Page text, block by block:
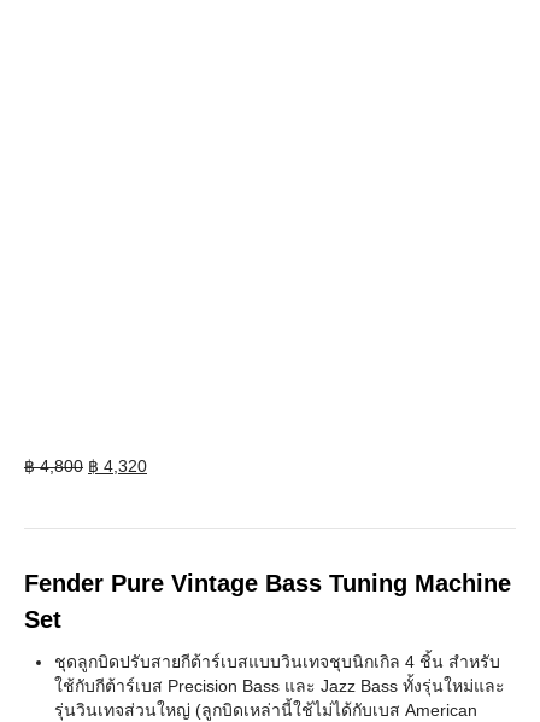
฿4,800 Original
฿ 4,320Current
Fender Pure Vintage Bass Tuning Machine
Set
ชุดลูกบิดปรับสายกีต้าร์เบสแบบวินเทจชุบนิกเกิล 4 ชิ้น สำหรับ
ใช้กับกีต้าร์เบส Precision Bass และ Jazz Bass ทั้งรุ่นใหม่และ
รุ่นวินเทจส่วนใหญ่ (ลูกบิดเหล่านี้ใช้ไม่ได้กับเบส American